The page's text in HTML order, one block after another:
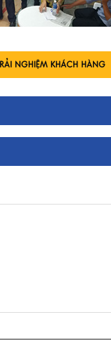
NGHIỆM KHÁCH HÀNG